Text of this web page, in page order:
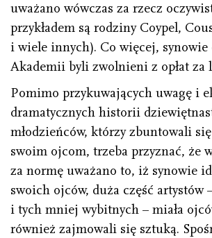
uważano wówczas za rzecz
przykładem są rodziny Coypel,
i wiele innych). Co więcej, synowie
Akademii byli zwolnieni z opłat za
Pomimo przykuwających uwagę i
dramatycznych historii
młodzieńców, którzy zbuntowali
swoim ojcom, trzeba przyznać, że
za normę uważano to, iż synowie
swoich ojców, duża część artystów
i tych mniej wybitnych – miała
również zajmowali się sztuką.